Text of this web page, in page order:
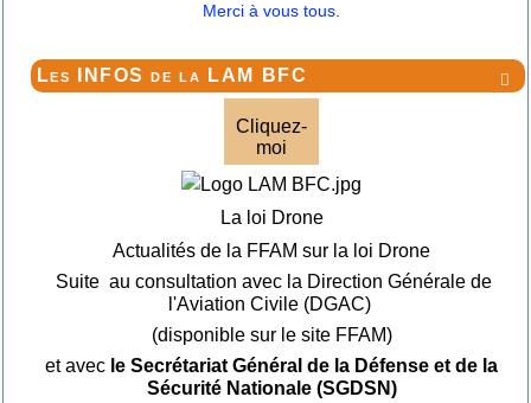
Merci à vous tous.

Les INFOS de la LAM BFC
Cliquez-
moi
La loi Drone
Actualités de la FFAM sur la loi Drone
Suite au consultation avec la Direction Générale de
l'Aviation Civile (DGAC)
(disponible sur le site FFAM)
et avec le Secrétariat Général de la Défense et de la
Sécurité Nationale (SGDSN)